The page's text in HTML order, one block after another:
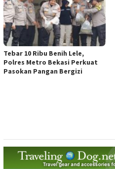
Tebar 10 Ribu Benih Lele,
Polres Metro Bekasi Perkuat
Pasokan Pangan Bergizi